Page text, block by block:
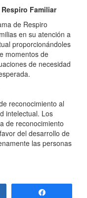
Familiar
de Respiro
en su atención a
proporcionándoles
momentos de
de necesidad
reconocimiento al
intelectual. Los
de reconocimiento
del desarrollo de
las personas